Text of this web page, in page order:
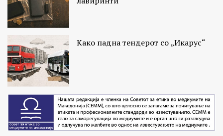
Како падна тендерот со „Икарус“